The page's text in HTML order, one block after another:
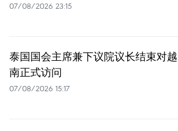
07/08/2026 23:15
泰国国会主席兼下议院议长结束对越
南正式访问
07/08/2026 15:17